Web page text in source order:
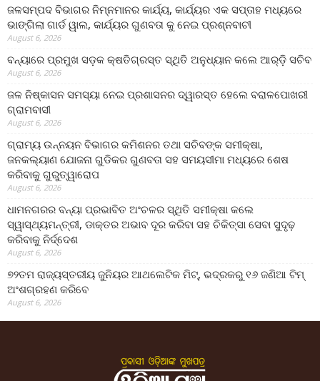
ଜଳସମ୍ପଦ ବିଭାଗର ନିମ୍ନମାନର କାର୍ଯ୍ୟ, କାର୍ଯ୍ୟର ଏକ ସପ୍ତାହ ମଧ୍ୟରେ
ଭାଙ୍ଗିଲା ଗାର୍ଡ ୱାଲ, କାର୍ଯ୍ୟର ଗୁଣବତା କୁ ନେଇ ପ୍ରଶ୍ନବାଚୀ
August 6, 2026
ବନ୍ୟାରେ ପ୍ରମୁଖ ସଡ଼କ କ୍ଷତିଗ୍ରସ୍ତ ସ୍ଥିତି ଅନୁଧ୍ୟାନ କଲେ ଆର୍‌ଡ଼ି ସଚିବ
August 6, 2026
ଜଳ ନିଷ୍କାସନ ସମସ୍ୟା ନେଇ ପ୍ରଶାସନର ଦ୍ୱାରସ୍ତ ହେଲେ ବରାଳପୋଖରୀ
ଗ୍ରାମବାସୀ
August 6, 2026
ଗ୍ରାମ୍ୟ ଉନ୍ନୟନ ବିଭାଗର କମିଶନର ତଥା ସଚିବଙ୍କ ସମୀକ୍ଷା,
ଜନକଲ୍ୟାଣ ଯୋଜନା ଗୁଡିକର ଗୁଣବତା ସହ ସମୟସୀମା ମଧ୍ୟରେ ଶେଷ
କରିବାକୁ ଗୁରୁତ୍ୱାରୋପ
August 6, 2026
ଧାମନଗରର ବନ୍ୟା ପ୍ରଭାବିତ ଅଂଚଳର ସ୍ଥିତି ସମୀକ୍ଷା କଲେ
ସ୍ୱାସ୍ଥ୍ୟମନ୍ତ୍ରୀ, ଡାକ୍ତର ଅଭାବ ଦୂର କରିବା ସହ ଚିକିତ୍ସା ସେବା ସୁଦୃଢ଼
କରିବାକୁ ନିର୍ଦ୍ଦେଶ
August 6, 2026
୭୨ତମ ରାଜ୍ୟସ୍ତରୀୟ ଜୁନିୟର ଆଥଲେଟିକ ମିଟ୍‌, ଭଦ୍ରକରୁ ୧୬ ଜଣିଆ ଟିମ୍
ଅଂଶଗ୍ରହଣ କରିବେ
August 6, 2026